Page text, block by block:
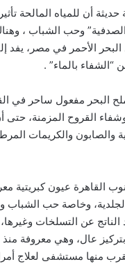
أن للمياه المالحة
وحب الشباب ،
الأحمر في مصر، يفد
“الشفاء بالماء” .
البحر مفعول ساحر في
وشفاء القروح المزمنة،
والصابون والكريمات
القاهرة عيون كبريتية
وخاصة حب الشباب
الناتج عن التسلخات وغيرها،
عال، وهي معروفة
منها مستشفى لعلاج